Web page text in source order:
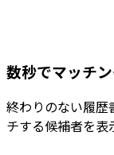
数秒でマッチ
終わりのない履歴
チする候補者を表